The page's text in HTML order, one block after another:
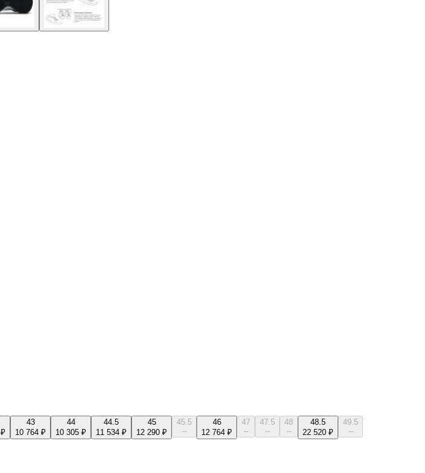
43
10 764 ₽
44
10 305 ₽
44.5
11 534 ₽
45
12 290 ₽
45.5
--
46
12 764 ₽
47
--
47.5
--
48
--
48.5
22 520 ₽
49.5
--